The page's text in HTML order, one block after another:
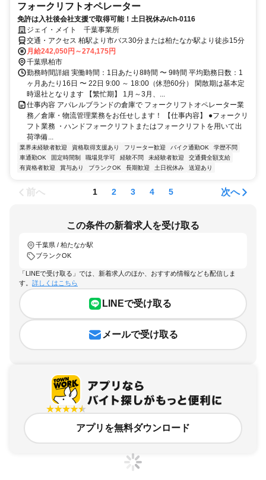
フォークリフトオペレーター
免許は入社後会社支援で取得可能！土日祝休み/ch-0116
ジェイ・メイト 千葉事業所
交通・アクセス 柏駅より市バス30分または柏たなか駅より徒歩15分
月給242,050円～274,175円
千葉県柏市
勤務時間詳細 実働時間：1日あたり8時間 〜 9時間 平均勤務日数：1
ヶ月あたり16日 〜 22日 9:00 ～ 18:00（休憩60分） 閑散期は基本定
時退社となります 【繁忙期】 1月～3月、...
仕事内容 アパレルブランドの倉庫で フォークリフトオペレーター業
務／倉庫・物流管理業務をお任せします！ 【仕事内容】 ●フォークリ
フト業務 ・ハンドフォークリフトまたはフォークリフトを用いて出
荷準備...
業界未経験者歓迎 資格取得支援あり フリーター歓迎 バイク通勤OK
学歴不問
車通勤OK
固定時間制 職場見学可 経験不問 未経験者歓迎
交通費全額支給
有資格者歓迎
賞与あり ブランクOK 長期歓迎 土日祝休み 送迎あり
前へ 1 2 3 4 5 次へ
この条件の新着求人を受け取る
千葉県 / 柏たなか駅
ブランクOK
「LINEで受け取る」では、新着求人のほか、おすすめ情報なども配信しま
す。 詳しくはこちら
LINEで受け取る
メールで受け取る
アプリを無料ダウンロード